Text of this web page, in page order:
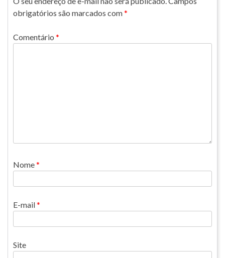
obrigatórios são marcados com*
Comentário *
Nome*
E-mail*
Site